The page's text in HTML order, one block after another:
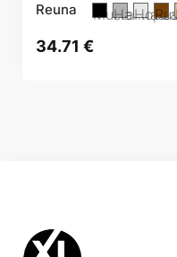
Reuna MustaHarmaa
Hopea
34.71 €